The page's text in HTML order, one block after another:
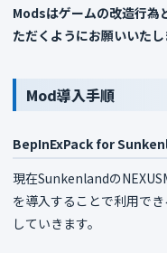
Modsはゲームの改造行為
ただくようにお願いいたし
Mod導入手順
BepInExPack for
現在Sunkenlandの
を導入することで利用で
していきます。